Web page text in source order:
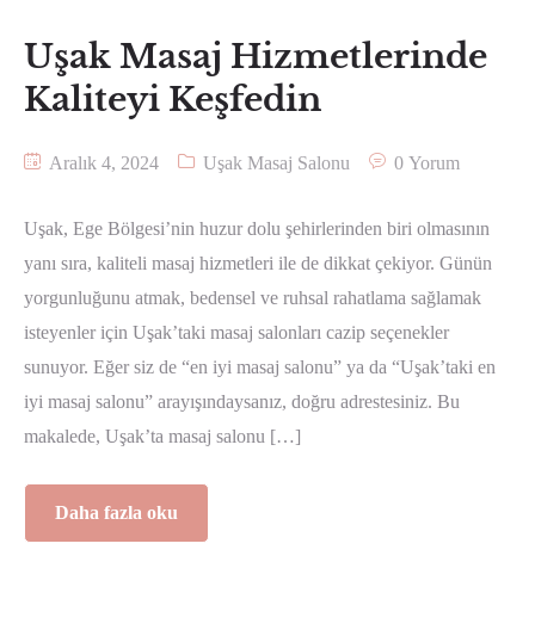
Uşak Masaj Hizmetlerinde
Kaliteyi Keşfedin
Aralık 4, 2024 Uşak Masaj Salonu 0 Yorum
Uşak, Ege Bölgesi’nin huzur dolu şehirlerinden biri olmasının
yanı sıra, kaliteli masaj hizmetleri ile de dikkat çekiyor. Günün
yorgunluğunu atmak, bedensel ve ruhsal rahatlama sağlamak
isteyenler için Uşak’taki masaj salonları cazip seçenekler
sunuyor. Eğer siz de “en iyi masaj salonu” ya da “Uşak’taki en
iyi masaj salonu” arayışındaysanız, doğru adrestesiniz. Bu
makalede, Uşak’ta masaj salonu […]
Daha fazla oku